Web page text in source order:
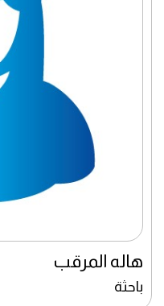
هاله المرقب
باحثة